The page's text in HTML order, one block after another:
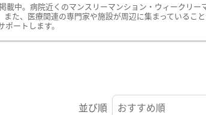
中。病院近くのマンスリーマンション・ウィークリ
た、医療関連の専門家や施設が周辺に集まっているこ
ートします。
並び順